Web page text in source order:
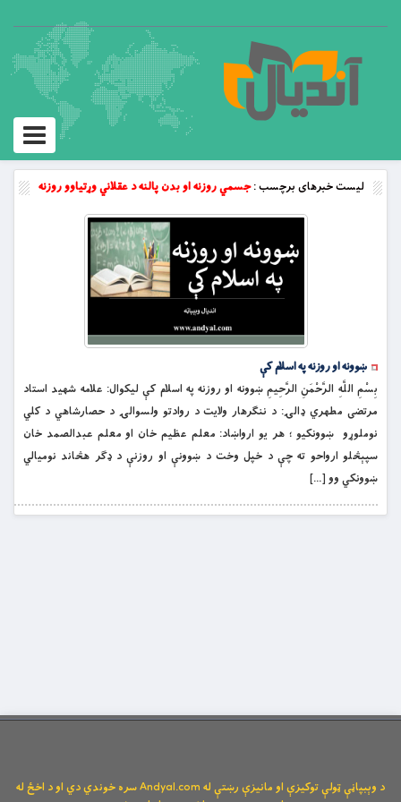
Toggle
لیست خبرهای برچسب :جسمي روزنه او بدن پالنه د عقلاني وړتیاوو روزنه
ښوونه او روزنه په اسلام کې
بِسْمِ اللَّهِ الرَّحْمَنِ الرَّحِيمِ ښوونه او روزنه په اسلام کې ليکوال: علامه شهيد استاد
مرتضى مطهري ډالۍ: د ننګرهار ولایت د روادتو ولسوالۍ د حصارشاهي د کلي
نوملوړو ښوونکیو ؛ هر یو ارواښاد: معلم عظیم خان او معلم عبدالصمد خان
سپېڅلو ارواحو ته چې د خپل وخت د ښوونې او روزنې د ډګر هڅاند نوميالي
ښوونکي وو […]
د وېبپاڼې ټولې توکیزې او مانیزې رښتې له Andyal.com سره خوندي دي او د اخځ له